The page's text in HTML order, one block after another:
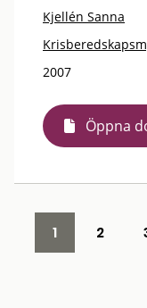
Kjellén Sanna
2007
Öppna
1 2